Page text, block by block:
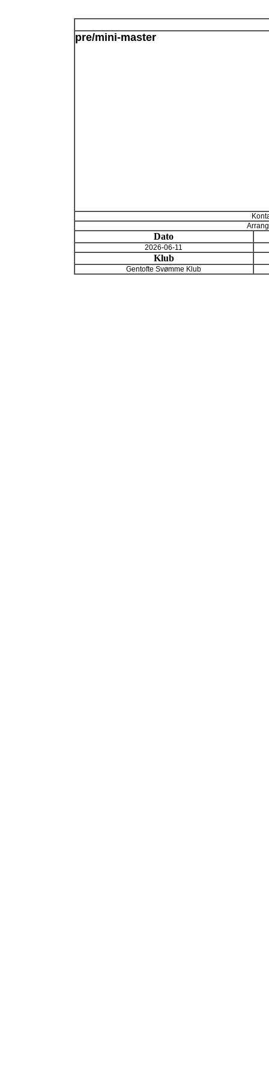
pre/mini-master
Dato
2026-06-11
Klub
Gentofte Svømme Klub